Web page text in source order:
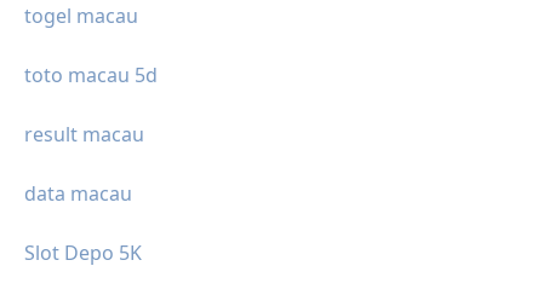
togel macau
toto macau 5d
result macau
data macau
Slot Depo 5K